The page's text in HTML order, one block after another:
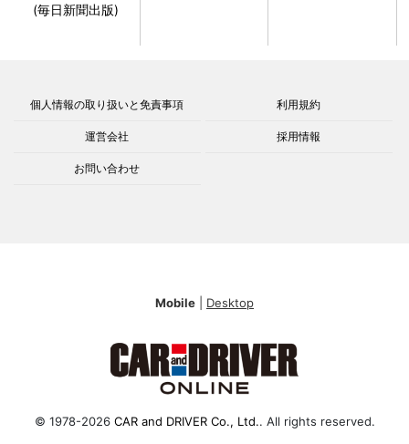
(毎日新聞出版)
個人情報の取り扱いと免責事項 利用規約
運営会社 採用情報
お問い合わせ
Mobile Desktop
© 1978-2026 CAR and DRIVER Co., Ltd.. All rights reserved.